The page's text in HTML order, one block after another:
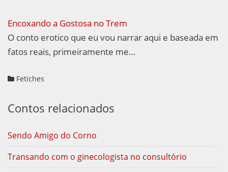
Encoxando a Gostosa no Trem
O conto erotico que eu vou narrar aqui e baseada em
fatos reais, primeiramente me…
Fetiches
Contos relacionados
Sendo Amigo do Corno
Transando com o ginecologista no consultório